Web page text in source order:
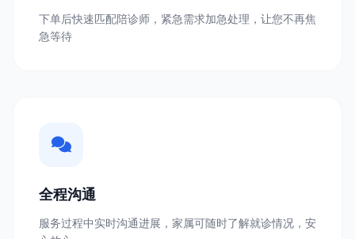
下单后快速匹配陪诊师，紧急需求加急处理，让您不再焦
急等待
全程沟通
服务过程中实时沟通进展，家属可随时了解就诊情况，安